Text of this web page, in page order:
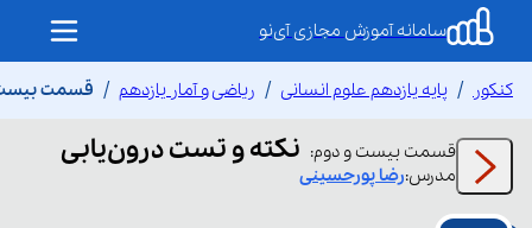
سامانه آموزش مجازی آی‌نو
کنکور پایه یازدهم علوم انسانی ریاضی و آمار یازدهم قسمت بیست
قسمت بیست و دوم: نکته و تست درون‌یابی
مدرس:رضاپورحسینی